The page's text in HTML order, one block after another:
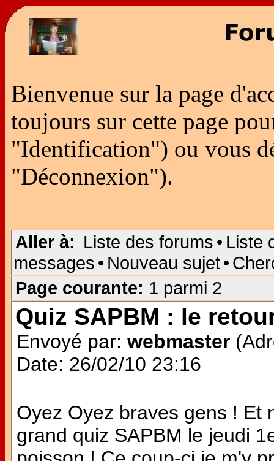
Bienvenue sur la page
toujours sur cette page
"Identification") ou vous
"Déconnexion").
Aller à: Liste des forums • Liste
messages • Nouveau sujet•
Page courante: 1 parmi 2
Quiz SAPBM : le
Envoyé par: webmaster
Date: 26/02/10 23:16
Oyez Oyez braves gens ! Et
grand quiz SAPBM le jeudi